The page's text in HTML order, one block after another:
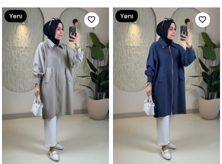
Yeni
Ürün
Yeni
Ürün